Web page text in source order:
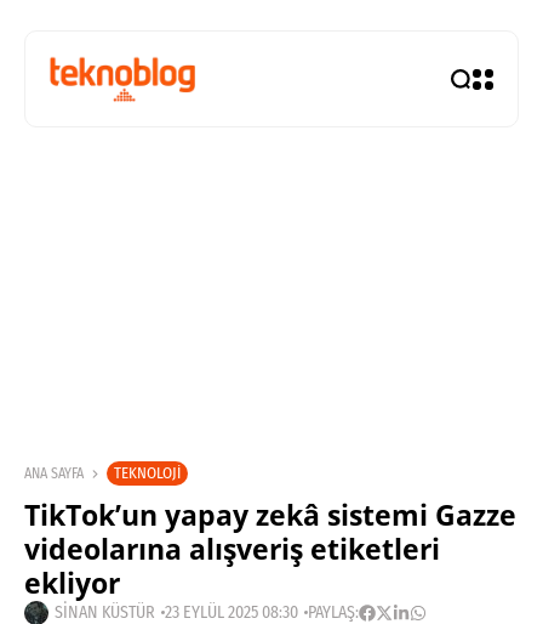
ANA SAYFA TEKNOLOJI
TikTok’un yapay zekâ sistemi Gazze
videolarına alışveriş etiketleri
ekliyor
SINAN KÜSTÜR 23 EYLÜL 2025 08:30 PAYLAŞ: